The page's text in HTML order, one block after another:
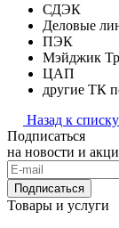
СДЭК
Деловые
ПЭК
Мэйджик
ЦАП
другие ТК
Назад к списку
Подписаться
на новости и
Подписаться
Товары и услуги